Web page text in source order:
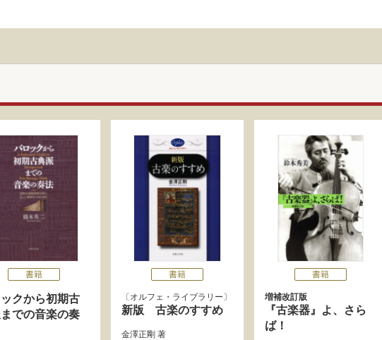
書籍
クから初期古
での音楽の奏
書籍
オルフェ・ライブラリー
新版 古楽のすすめ
金澤正剛 著
書籍
増補改訂版
『古楽器』よ、さら
ば！